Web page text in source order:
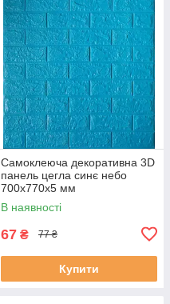
Самоклеюча декоративна 3D
панель цегла синє небо
700x770x5 мм
В наявності
67 ₴ 77 ₴
Купити